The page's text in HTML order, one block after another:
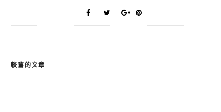
文
較舊的文章